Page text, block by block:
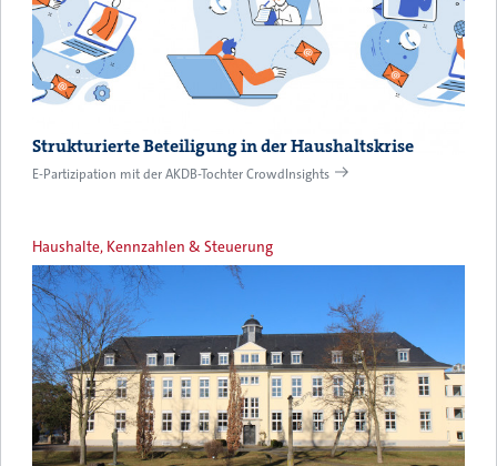
Strukturierte Beteiligung in der Haushaltskrise
E-Partizipation mit der AKDB-Tochter CrowdInsights
Haushalte, Kennzahlen & Steuerung